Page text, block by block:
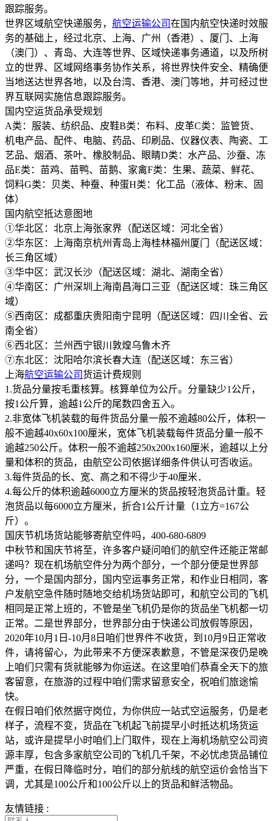
跟踪服务。
世界区域航空快递服务， 航空运输公司在国内航空快递时效服
务的基础上，经过北京、上海、广州（香港）、厦门、上海
（澳门）、青岛、大连等世界、区域快递事务通道，以及所树
立的世界、区域网络事务协作关系，将世界快件安全、精确便
当地送达世界各地，以及台湾、香港、澳门等地，并可经过世
界互联网实施信息跟踪服务。
国内空运货品承受规划
A类：服装、纺织品、皮鞋B类：布料、皮革C类：监管货、
机电产品、配件、电脑、药品、印刷品、仪器仪表、陶瓷、工
艺品、烟酒、茶叶、橡胶制品、眼睛D类：水产品、沙蚕、冻
品E类：苗鸡、苗鸭、苗鹅、家禽F类：生果、蔬菜、鲜花、
饲料G类：贝类、种蚕、种蛋H类：化工品（液体、粉末、固
体）
国内航空抵达意图地
①华北区：北京上海张家界（配送区域：河北全省）
②华东区：上海南京杭州青岛上海桂林福州厦门（配送区域：
长三角区域）
③华中区：武汉长沙（配送区域：湖北、湖南全省）
④华南区：广州深圳上海南昌海口三亚（配送区域：珠三角区
域）
⑤西南区：成都重庆贵阳南宁昆明（配送区域：四川全省、云
南全省）
⑥西北区：兰州西宁银川敦煌乌鲁木齐
⑦东北区：沈阳哈尔滨长春大连（配送区域：东三省）
上海航空运输公司货运计费规则
1.货品分量按毛重核算。核算单位为公斤。分量缺少1公斤，
按1公斤算，逾越1公斤的尾数四舍五入。
2.非宽体飞机装载的每件货品分量一般不逾越80公斤，体积一
般不逾越40x60x100厘米，宽体飞机装载每件货品分量一般不
逾越250公斤。体积一般不逾越250x200x160厘米，逾越以上分
量和体积的货品，由航空公司依据详细条件供认可否收运。
3.每件货品的长、宽、高之和不得少于40厘米．
4.每公斤的体积逾越6000立方厘米的货品按轻泡货品计重。轻
泡货品以每6000立方厘米，折合1公斤计量（1立方=167公
斤）。
国庆节机场货站能够寄航空件吗，400-680-6809
中秋节和国庆节将至，许多客户疑问咱们的航空件还能正常邮
递吗？现在机场航空件分为两个部分，一个部分便是世界部
分，一个是国内部分，国内空运事务正常，和作业日相同，客
户发航空急件随时随地交给机场货站即可，和航空公司的飞机
相同是正常上班的，不管是坐飞机仍是你的货品坐飞机都一切
正常。二是世界部分，世界部分由于快递公司放假等原因，
2020年10月1日-10月8日咱们世界件不收货，到10月9日正常收
件，请将留心，为此带来不方便深表歉意，不管是深夜仍是晚
上咱们只需有货就能够为你运送。在这里咱们恭喜全天下的旅
客留意，在旅游的过程中咱们需求留意安全，祝咱们旅途愉
快。
在假日咱们依然据守岗位，为你供应一站式空运服务，仍是老
样子，流程不变，货品在飞机起飞前提早小时抵达机场货运
站，或许是提早小时咱们上门取件，现在上海机场航空公司资
源丰厚，包含多家航空公司的飞机几千架，不必忧虑货品铺位
严重，在假日降临时分，咱们的部分航线的航空运价会恰当下
调，尤其是100公斤和100公斤以上的货品和鲜活物品。
友情链接 :